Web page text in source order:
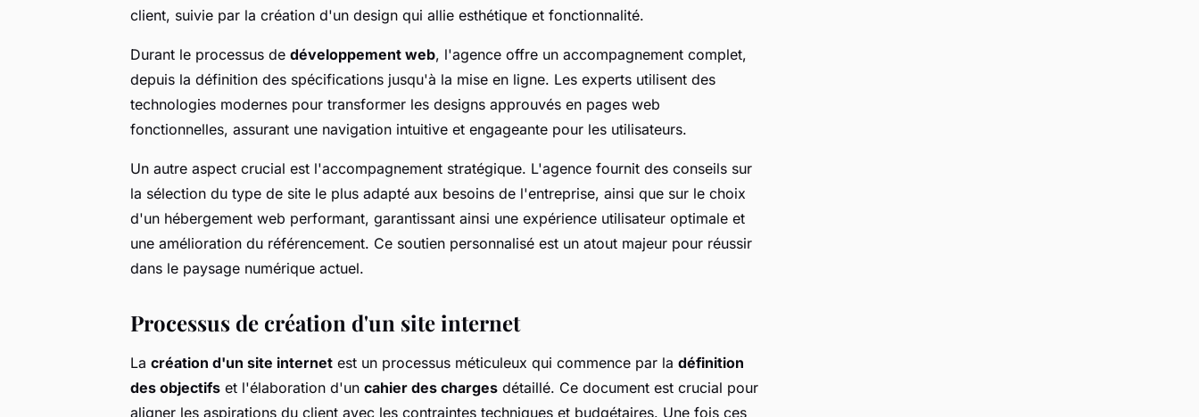
client, suivie par la création d'un design qui allie esthétique et fonctionnalité.
Durant le processus de développement web, l'agence offre un accompagnement complet,
depuis la définition des spécifications jusqu'à la mise en ligne. Les experts utilisent des
technologies modernes pour transformer les designs approuvés en pages web
fonctionnelles, assurant une navigation intuitive et engageante pour les utilisateurs.
Un autre aspect crucial est l'accompagnement stratégique. L'agence fournit des conseils sur
la sélection du type de site le plus adapté aux besoins de l'entreprise, ainsi que sur le choix
d'un hébergement web performant, garantissant ainsi une expérience utilisateur optimale et
une amélioration du référencement. Ce soutien personnalisé est un atout majeur pour réussir
dans le paysage numérique actuel.
Processus de création d'un site internet
La création d'un site internet est un processus méticuleux qui commence par la définition
des objectifs et l'élaboration d'un cahier des charges détaillé. Ce document est crucial pour
aligner les aspirations du client avec les contraintes techniques et budgétaires. Une fois ces